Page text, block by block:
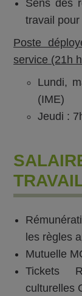
Sens des
travail
Poste
service (21h
Lundi,
(IME)
Jeudi :
les règles
Mutuelle
Tickets
culturelles